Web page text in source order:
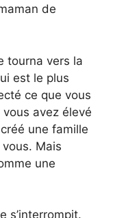
de
tourna vers la
est le plus
ce que vous
avez élevé
une famille
Mais
une
s’interrompit.